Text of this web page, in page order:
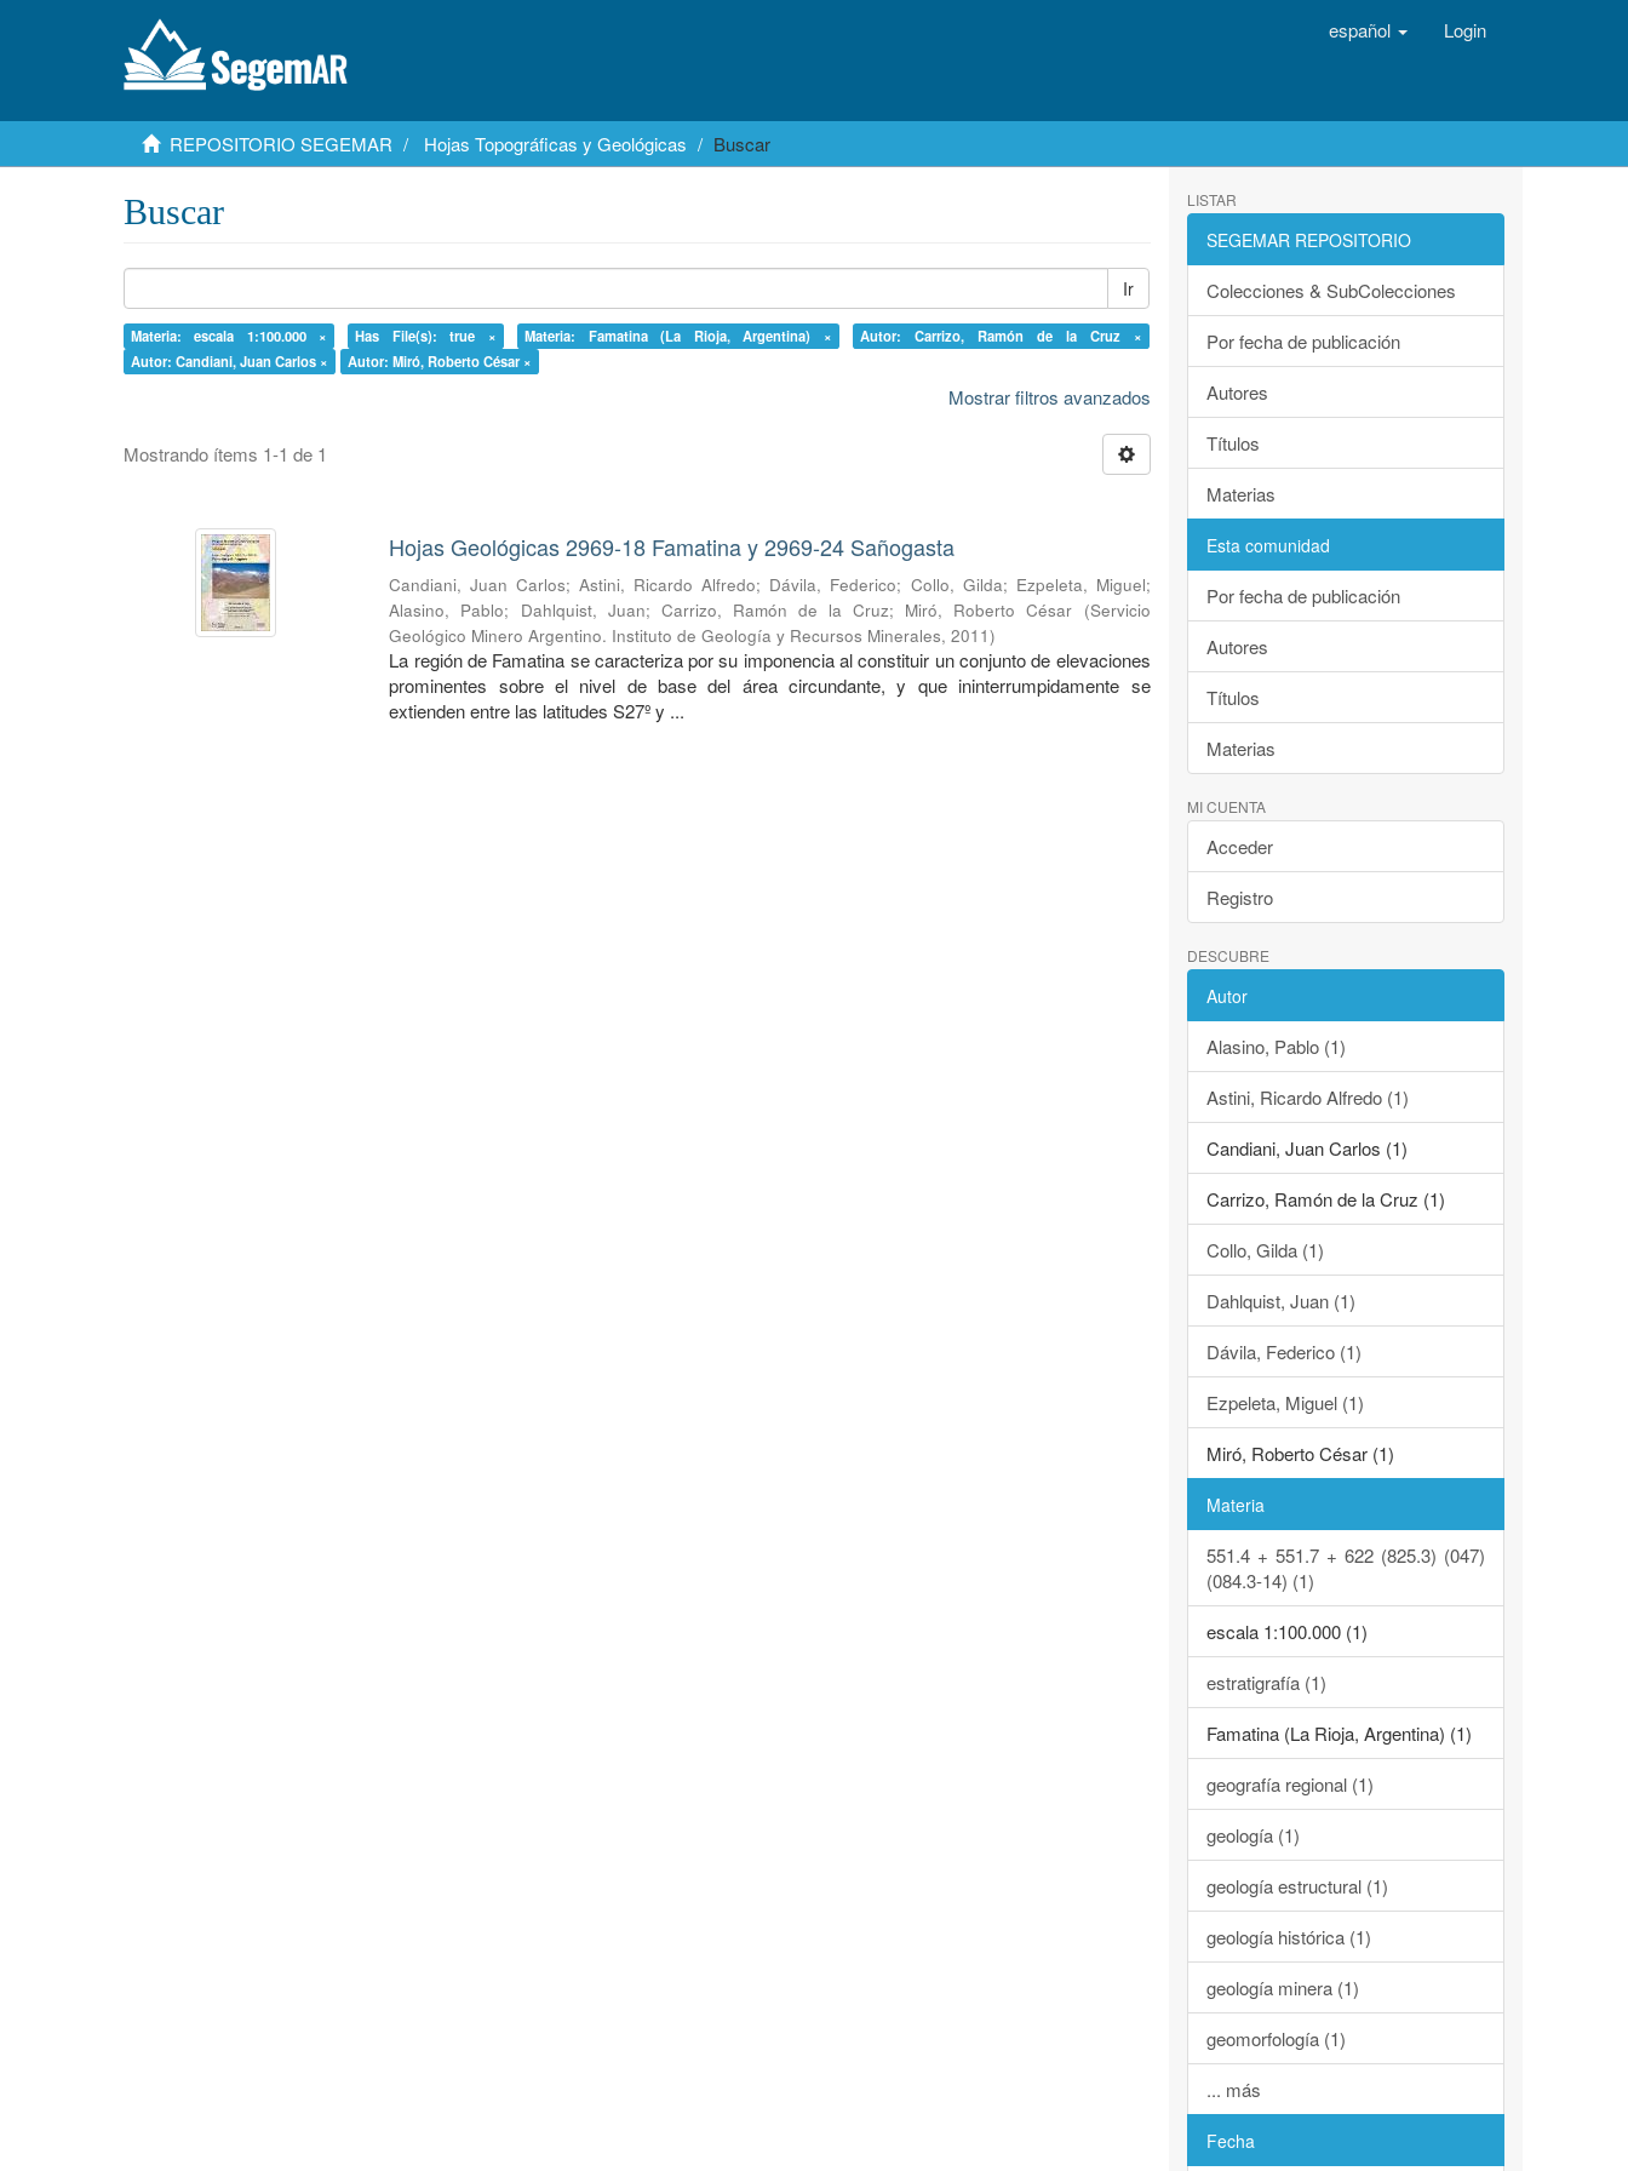
español Login
REPOSITORIO SEGEMAR Hojas Topográficas y Geológicas Buscar
Buscar
Ir
Materia: escala 1:100.000 × Has File(s): true × Materia: Famatina (La Rioja, Argentina) ×
Autor: Carrizo, Ramón de la Cruz ×
Autor: Candiani, Juan Carlos ×
Autor: Miró, Roberto César ×
Mostrar filtros avanzados
Mostrando ítems 1-1 de 1
Hojas Geológicas 2969-18 Famatina y 2969-24 Sañogasta
Candiani, Juan Carlos;Astini, Ricardo Alfredo; Dávila, Federico; Collo, Gilda; Ezpeleta, Miguel;
Alasino, Pablo; Dahlquist, Juan; Carrizo, Ramón de la Cruz; Miró, Roberto César (Servicio
Geológico Minero Argentino. Instituto de Geología y Recursos Minerales,2011)
La región de Famatina se caracteriza por su imponencia al constituir un conjunto de elevaciones
prominentes sobre el nivel de base del área circundante, y que ininterrumpidamente se
extienden entre las latitudes S27º y ...
LISTAR
SEGEMAR REPOSITORIO
Colecciones & SubColecciones
Por fecha de publicación
Autores
Títulos
Materias
Esta comunidad
Por fecha de publicación
Autores
Títulos
Materias
MI CUENTA
Acceder
Registro
DESCUBRE
Autor
Alasino, Pablo (1)
Astini, Ricardo Alfredo (1)
Candiani, Juan Carlos (1)
Carrizo, Ramón de la Cruz (1)
Collo, Gilda (1)
Dahlquist, Juan (1)
Dávila, Federico (1)
Ezpeleta, Miguel (1)
Miró, Roberto César (1)
Materia
551.4 + 551.7 + 622 (825.3) (047)
(084.3-14) (1)
escala 1:100.000 (1)
estratigrafía (1)
Famatina (La Rioja, Argentina) (1)
geografía regional (1)
geología (1)
geología estructural (1)
geología histórica (1)
geología minera (1)
geomorfología (1)
... más
Fecha